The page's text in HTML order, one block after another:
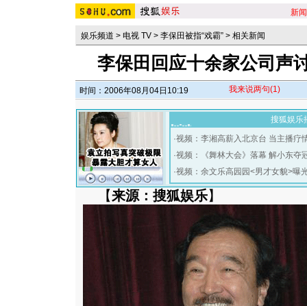
新闻
娱乐频道 > 电视 TV > 李保田被指“戏霸” > 相关新闻
李保田回应十余家公司声
时间：2006年08月04日10:19 我来说两句(1)
搜狐娱乐
·视频：李湘高薪入北京台 当主播疗
·视频：《舞林大会》落幕 解小东夺
·视频：余文乐高园园<男才女貌>曝
【来源：搜狐娱乐】